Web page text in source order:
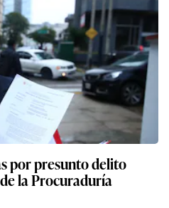
por presunto delito
la Procuraduría